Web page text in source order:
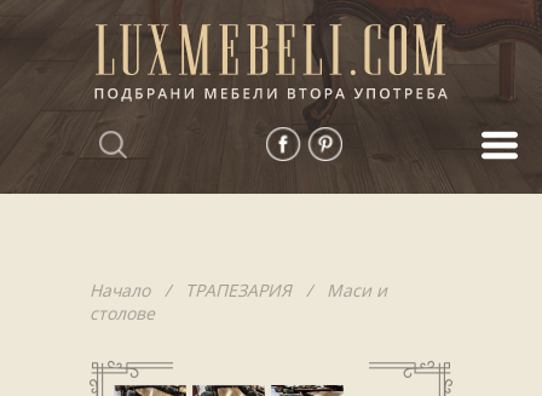
Начало/ ТРАПЕЗАРИЯ/ Маси и
столове